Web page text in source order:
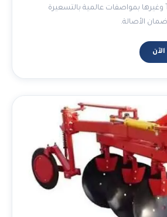
محركات Toyota Hilux وغيرها بمواصفات عالمية بالتسعيرة
الأصالة.